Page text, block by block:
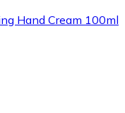
Hand Cream 100ml